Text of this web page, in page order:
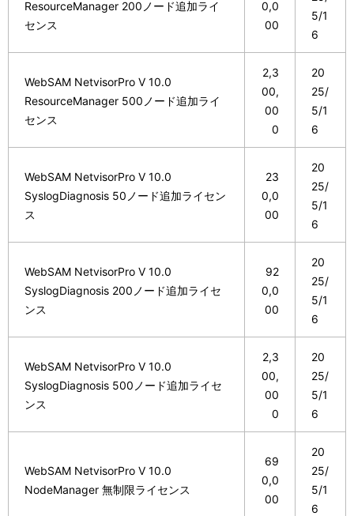
ResourceManager 200ノード追加ライ
センス
0,0
00
5/1
6
WebSAM NetvisorPro V 10.0
ResourceManager 500ノード追加ライ
センス
2,3
00,
00
0
20
25/
5/1
6
WebSAM NetvisorPro V 10.0
SyslogDiagnosis 50ノード追加ライセン
ス
23
0,0
00
20
25/
5/1
6
WebSAM NetvisorPro V 10.0
SyslogDiagnosis 200ノード追加ライセ
ンス
92
0,0
00
20
25/
5/1
6
WebSAM NetvisorPro V 10.0
SyslogDiagnosis 500ノード追加ライセ
ンス
2,3
00,
00
0
20
25/
5/1
6
WebSAM NetvisorPro V 10.0
NodeManager 無制限ライセンス
69
0,0
00
20
25/
5/1
6